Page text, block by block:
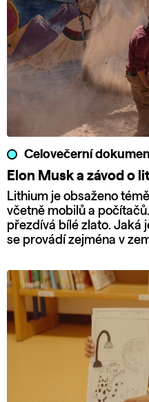
Celovečerní
Elon Musk a závod o
Lithium je obsaženo
včetně mobilů a
přezdívá bílé zlato. Jaká
se provádí zejména v